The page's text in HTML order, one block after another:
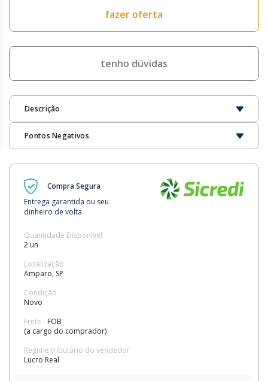
fazer oferta
tenho dúvidas
Descrição
Pontos Negativos
Compra Segura
Entrega garantida ou seu
dinheiro de volta
Quantidade Disponível
2 un
Localização
Amparo, SP
Condição
Novo
Frete - FOB
(a cargo do comprador)
Regime tributário do vendedor
Lucro Real